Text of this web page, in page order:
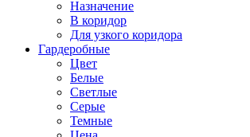
Назначение
В коридор
Для узкого коридора
Гардеробные
Цвет
Белые
Светлые
Серые
Темные